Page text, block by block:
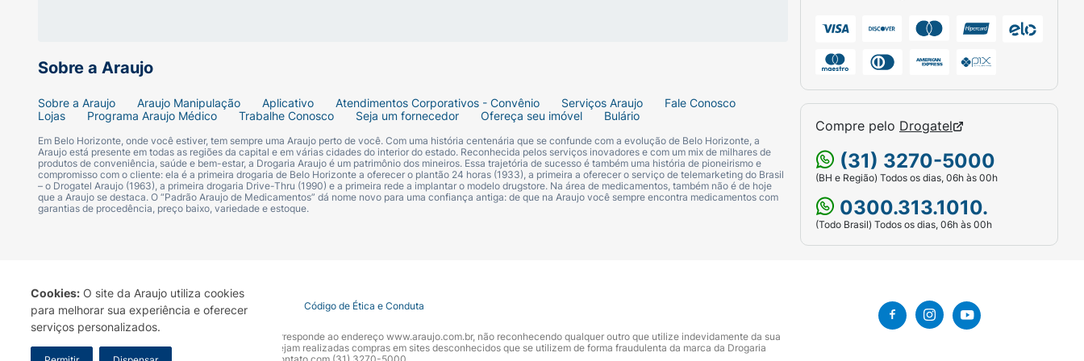
Cookies: O site da Araujo utiliza cookies
para melhorar sua experiência e oferecer
serviços personalizados.
Limpe bem a pele da área coberta pela fralda para eliminar qualquer resíduo de urina ou fezes, que pode agir como irritante para a pele do
bebê. Quando houver somente urina, lave a região apenas com água morna. Se houver fezes, lave com água morna e sabonete neutro ou
Em seguida, seque delicadamente, usando uma toalha macia. É importante evitar limpeza e esfregação exageradas, pois, além de
desnecessárias, podem causar irritação da pele do bebê;
Após a secagem cuidadosa, aplique uma camada fina de Nistatina + Óxido de zinco em toda a região da pele coberta pelas fraldas;
Você deve lavar bem as toalhas do bebê (e também as fraldas de pano), de preferência com sabão de côco, e enxagua-las com água para
que não fiquem resíduos de sabão. Não use produtos para amaciar roupas ou outros produtos químicos.
Siga corretamente o modo de usar. Em caso de dúvidas sobre este medicamento, procure orientação do farmacêutico.
Quem não pode usar este medicamento?
O uso da pomada Nistatina + Óxido de Zinco é contraindicado para pessoas com hipersensibilidade ou alergia conhecida à nistatina, ao óxido de
zinco ou a qualquer outro componente da fórmula.
Sobre a Araujo
Sobre a Araujo Araujo Manipulação Aplicativo Atendimentos Corporativos - Convênio Serviços Araujo
Fale Conosco
Lojas
Programa Araujo Médico Trabalhe Conosco Seja um fornecedor Ofereça seu imóvel Bulário
Em Belo Horizonte, onde você estiver, tem sempre uma Araujo perto de você. Com uma história centenária que se confunde com a evolução de Belo Horizonte, a
Araujo está presente em todas as regiões da capital e em várias cidades do interior do estado. Reconhecida pelos serviços inovadores e com um mix de milhares de
produtos de conveniência, saúde e bem-estar, a Drogaria Araujo é um patrimônio dos mineiros. Essa trajetória de sucesso é também uma história de pioneirismo e
compromisso com o cliente: ela é a primeira drogaria de Belo Horizonte a oferecer o plantão 24 horas (1933), a primeira a oferecer o serviço de telemarketing do Brasil
– o Drogatel Araujo (1963), a primeira drogaria Drive-Thru (1990) e a primeira rede a implantar o modelo drugstore. Na área de medicamentos, também não é de hoje
que a Araujo se destaca. O “Padrão Araujo de Medicamentos” dá nome novo para uma confiança antiga: de que na Araujo você sempre encontra medicamentos com
garantias de procedência, preço baixo, variedade e estoque.
Compre pelo Drogatel
(31) 3270-5000
(BH e Região) Todos os dias, 06h às 00h
0300.313.1010.
(Todo Brasil) Todos os dias, 06h às 00h
Termo de Uso Portal da Privacidade Covid-19 Código de Ética e Conduta
A Drogaria Araujo S/A informa que o seu site oficial corresponde ao endereço www.araujo.com.br, não reconhecendo qualquer outro que utilize indevidamente da sua
marca. Para sua segurança recomendamos que não sejam realizadas compras em sites desconhecidos que se utilizem de forma fraudulenta da marca da Drogaria